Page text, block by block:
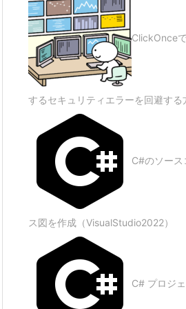
ClickOnce
するセキュリティエラーを回避する
C#のソース
ス図を作成（VisualStudio2022）
C# プロジ